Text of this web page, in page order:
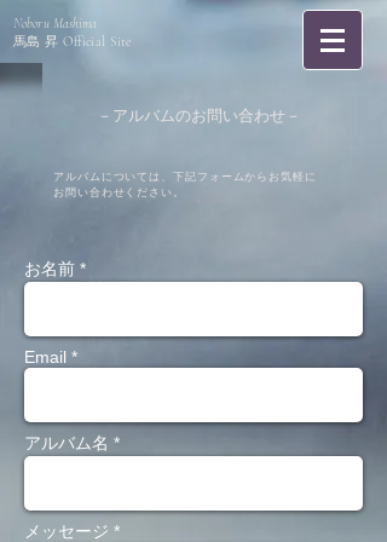
Noboru Mashima
馬島 昇 Official Site
－アルバムのお問い合わせ －
アルバムについては、下記フォームから お気軽に
お問い合わせください。
お名前 *
Email *
アルバム名 *
メッセージ *